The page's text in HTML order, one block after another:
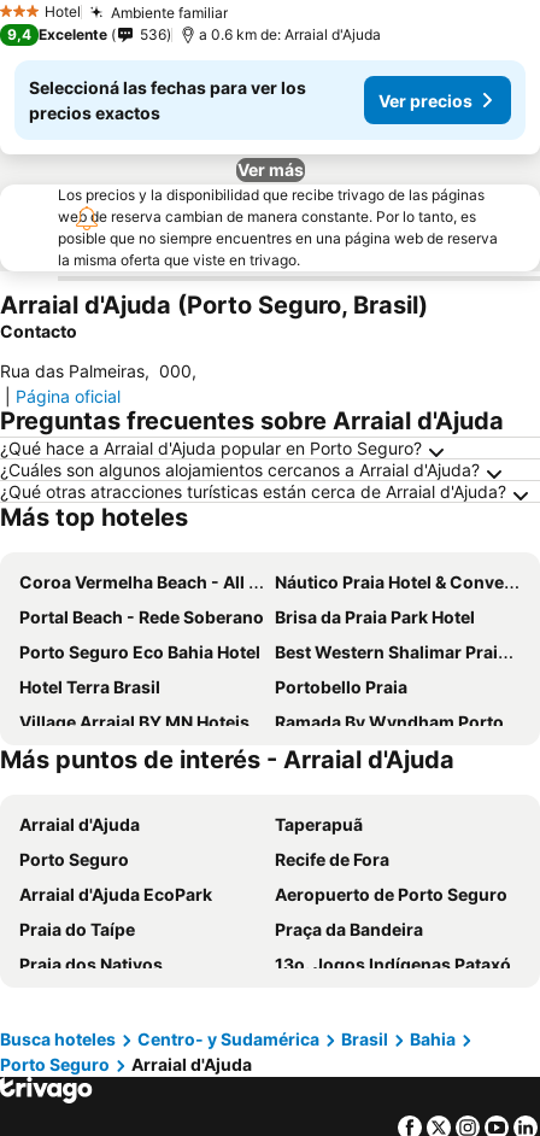
3 Estrellas
Hotel Ambiente familiar
9,4 Excelente 536 a 0.6 km de: Arraial d'Ajuda
Seleccioná las fechas para ver los
precios exactos
Ver precios
Ver más
Los precios y la disponibilidad que recibe trivago de las páginas
web de reserva cambian de manera constante. Por lo tanto, es
posible que no siempre encuentres en una página web de reserva
la misma oferta que viste en trivago.
Arraial d'Ajuda (Porto Seguro, Brasil)
Contacto
Rua das Palmeiras, 000,
Página oficial
Preguntas frecuentes sobre Arraial d'Ajuda
¿Qué hace a Arraial d'Ajuda popular en Porto Seguro?
¿Cuáles son algunos alojamientos cercanos a Arraial d'Ajuda?
¿Qué otras atracciones turísticas están cerca de Arraial d'Ajuda?
Más top hoteles
Coroa Vermelha Beach - All Inclusive
Náutico Praia Hotel & Convention Center
Portal Beach - Rede Soberano Brisa da Praia Park Hotel
Porto Seguro Eco Bahia Hotel
Best Western Shalimar Praia Hotel
Hotel Terra Brasil
Portobello Praia
Village Arraial BY MN Hoteis
Ramada By Wyndham Porto Seguro Praia
Arraial Bangalô Praia Hotel
Portal Ville - Rede Soberano
Hotel Espelho D'Água Arraial e Beach Club
Safira Praia Hotel
Monte Pascoal Praia Hotel
Pousada Vilab
Baixu Village
Maitei Hotel
Pousada Arraial Candeia
Hotel Casa Blanca Porto Seguro
Oceano Porto Hotel
Saint Tropez Praia Hotel
Floral Inn Family Hotel
Bella Vista Village
MUTA PRAIA HOTEL
Beira Mar Praia Hotel
Más puntos de interés - Arraial d'Ajuda
Arraial d'Ajuda
Taperapuã
Porto Seguro
Recife de Fora
Arraial d'Ajuda EcoPark
Aeropuerto de Porto Seguro
Praia do Taípe
Praça da Bandeira
Praia dos Nativos
13o. Jogos Indígenas Pataxó
Luau Axé Moi
5ª Conferência Nacional dos Estudantes da Saúde
CONAC & CONES 2013
XI Congresso de Ecologia
Busca hoteles Centro- y Sudamérica Brasil
Bahia
Porto Seguro
Arraial d'Ajuda
Facebook
Twitter